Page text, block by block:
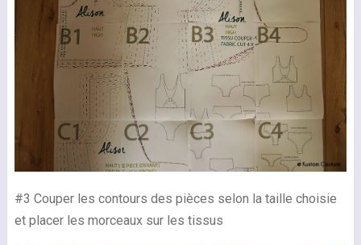
#3 Couper les contours des pièces selon la taille choisie
et placer les morceaux sur les tissus